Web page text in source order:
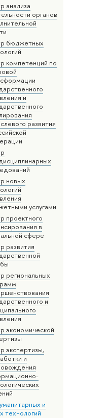
анализа
органов
бюджетных
компетенций по
и
развития
новых
услугами
проектного
в
сфере
развития
региональных
и
экономической
экспертизы,
и
и
технологий